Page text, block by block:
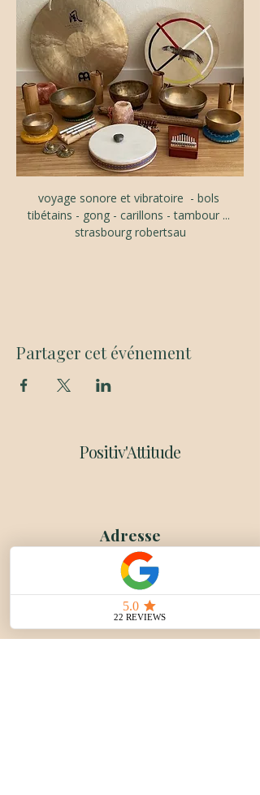
voyage sonore et vibratoire  - bols
tibétains - gong - carillons - tambour ...
strasbourg robertsau
Partager cet événement
Positiv'Attitude
Adresse
30 rue de la Baronne d’Oberkirch,
67000 Strasbourg